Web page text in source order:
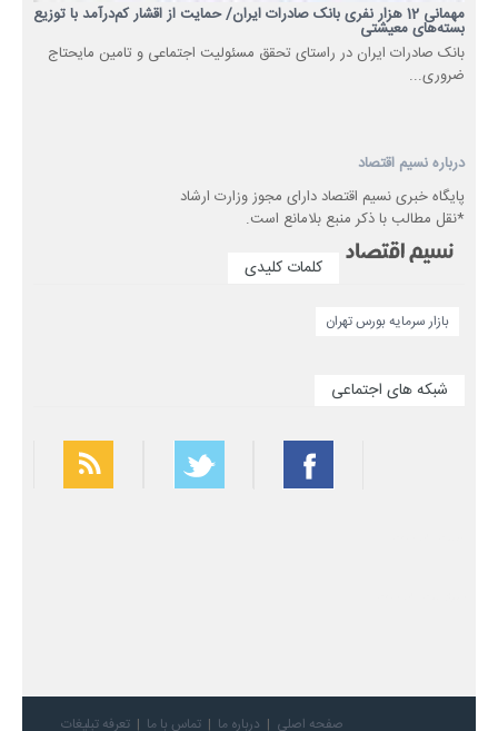
مهمانی 12 هزار نفری بانک صادرات ایران/ حمایت از اقشار کم‌درآمد با توزیع
بسته‌های معیشتی
​بانک صادرات ایران در راستای تحقق مسئولیت اجتماعی و تامین مایحتاج
ضروری...
درباره نسیم اقتصاد
پایگاه خبری نسیم اقتصاد دارای مجوز وزارت ارشاد
*نقل مطالب با ذکر منبع بلامانع است.
کلمات کلیدی
بازار سرمایه بورس تهران
شبکه های اجتماعی
تعرفه تبلیغات تماس با ما درباره ما صفحه اصلی